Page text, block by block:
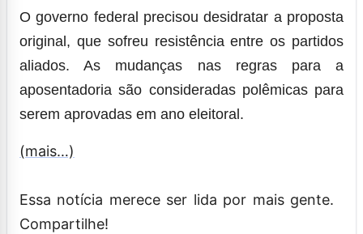
O governo federal precisou desidratar a proposta
original, que sofreu resistência entre os partidos
aliados. As mudanças nas regras para a
aposentadoria são consideradas polêmicas para
serem aprovadas em ano eleitoral.
(mais…)
Essa notícia merece ser lida por mais gente.
Compartilhe!